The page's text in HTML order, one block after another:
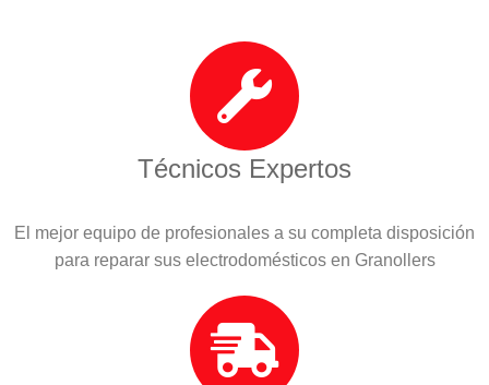
Técnicos Expertos
El mejor equipo de profesionales a su completa disposición
para reparar sus electrodomésticos en Granollers